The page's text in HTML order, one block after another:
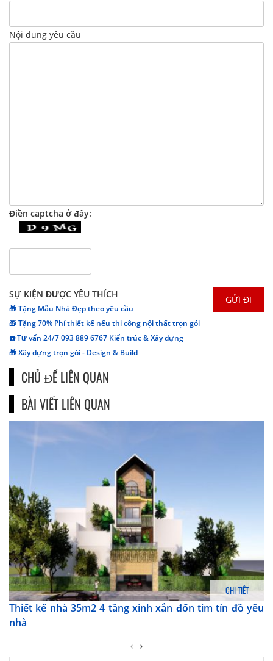
Nội dung yêu cầu
Điền captcha ở đây:
SỰ KIỆN ĐƯỢC YÊU THÍCH
🎁 Tặng Mẫu Nhà Đẹp theo yêu cầu
🎁 Tặng 70% Phí thiết kế nếu thi công nội thất trọn gói
☎️ Tư vấn 24/7 093 889 6767 Kiến trúc & Xây dựng
🎁 Xây dựng trọn gói - Design & Build
CHỦ ĐỀ LIÊN QUAN
BÀI VIẾT LIÊN QUAN
CHI TIẾT
Thiết kế nhà 35m2 4 tầng xinh xắn đốn tim tín đồ yêu
nhà